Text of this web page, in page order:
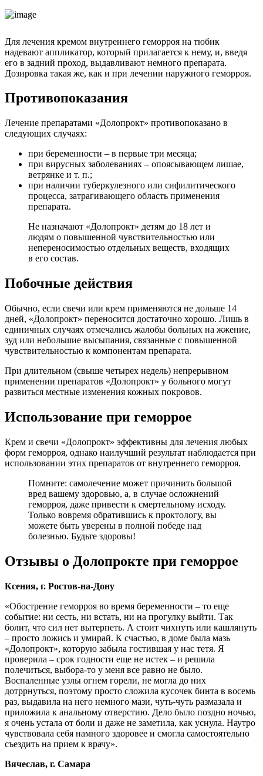
Для лечения кремом внутреннего геморроя на тюбик
надевают аппликатор, который прилагается к нему, и, введя
его в задний проход, выдавливают немного препарата.
Дозировка такая же, как и при лечении наружного геморроя.
Противопоказания
Лечение препаратами «Долопрокт» противопоказано в
следующих случаях:
при беременности – в первые три месяца;
при вирусных заболеваниях – опоясывающем лишае,
ветрянке и т. п.;
при наличии туберкулезного или сифилитического
процесса, затрагивающего область применения
препарата.
Не назначают «Долопрокт» детям до 18 лет и
людям о повышенной чувствительностью или
непереносимостью отдельных веществ, входящих
в его состав.
Побочные действия
Обычно, если свечи или крем применяются не дольше 14
дней, «Долопрокт» переносится достаточно хорошо. Лишь в
единичных случаях отмечались жалобы больных на жжение,
зуд или небольшие высыпания, связанные с повышенной
чувствительностью к компонентам препарата.
При длительном (свыше четырех недель) непрерывном
применении препаратов «Долопрокт» у больного могут
развиться местные изменения кожных покровов.
Использование при геморрое
Крем и свечи «Долопрокт» эффективны для лечения любых
форм геморроя, однако наилучший результат наблюдается при
использовании этих препаратов от внутреннего геморроя.
Помните: самолечение может причинить большой
вред вашему здоровью, а, в случае осложнений
геморроя, даже привести к смертельному исходу.
Только вовремя обратившись к проктологу, вы
можете быть уверены в полной победе над
болезнью. Будьте здоровы!
Отзывы о Долопрокте при геморрое
Ксения, г. Ростов-на-Дону
«Обострение геморроя во время беременности – то еще
событие: ни сесть, ни встать, ни на прогулку выйти. Так
болит, что сил нет вытерпеть. А стоит чихнуть или кашлянуть
– просто ложись и умирай. К счастью, в доме была мазь
«Долопрокт», которую забыла гостившая у нас тетя. Я
проверила – срок годности еще не истек – и решила
полечиться, выбора-то у меня все равно не было.
Воспаленные узлы огнем горели, не могла до них
дотррнуться, поэтому просто сложила кусочек бинта в восемь
раз, выдавила на него немного мази, чуть-чуть размазала и
приложила к анальному отверстию. Дело было поздно ночью,
я очень устала от боли и даже не заметила, как уснула. Наутро
чувствовала себя намного здоровее и смогла самостоятельно
съездить на прием к врачу».
Вячеслав, г. Самара